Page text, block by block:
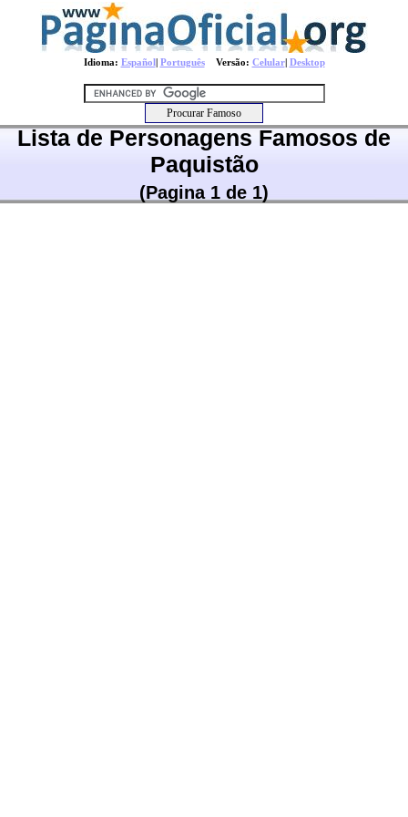
Idioma: Español| PortuguêsVersão: Celular| Desktop
Lista de Personagens Famosos de
Paquistão
(Pagina 1 de 1)